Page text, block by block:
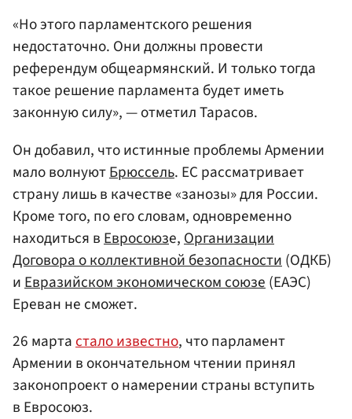
«Но этого парламентского решения
недостаточно. Они должны провести
референдум общеармянский. И только тогда
такое решение парламента будет иметь
законную силу», — отметил Тарасов.
Он добавил, что истинные проблемы Армении
мало волнуютБрюссель. ЕС рассматривает
страну лишь в качестве «занозы» для России.
Кроме того, по его словам, одновременно
находиться в Евросоюзе, Организации
Договора о коллективной безопасности (ОДКБ)
и Евразийском экономическом союзе (ЕАЭС)
Ереван не сможет.
26 мартастало известно, что парламент
Армении в окончательном чтении принял
законопроект о намерении страны вступить
в Евросоюз.